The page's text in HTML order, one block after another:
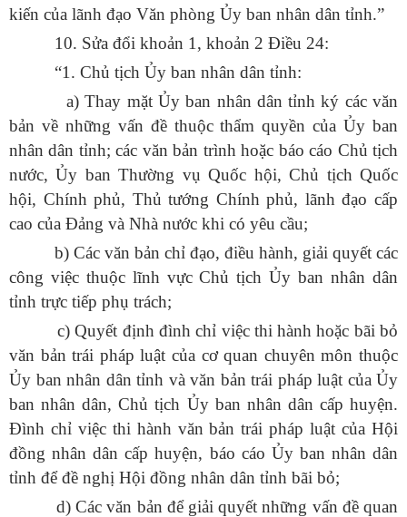
kiến của lãnh đạo Văn phòng Ủy ban nhân dân tỉnh.”
10. Sửa đổi khoản 1, khoản 2 Điều 24:
“1. Chủ tịch Ủy ban nhân dân tỉnh:
a) Thay mặt Ủy ban nhân dân tỉnh ký các văn
bản về những vấn đề thuộc thẩm quyền của Ủy ban
nhân dân tỉnh; các văn bản trình hoặc báo cáo Chủ tịch
nước, Ủy ban Thường vụ Quốc hội, Chủ tịch Quốc
hội, Chính phủ, Thủ tướng Chính phủ, lãnh đạo cấp
cao của Đảng và Nhà nước khi có yêu cầu;
b) Các văn bản chỉ đạo, điều hành, giải quyết các
công việc thuộc lĩnh vực Chủ tịch Ủy ban nhân dân
tỉnh trực tiếp phụ trách;
c) Quyết định đình chỉ việc thi hành hoặc bãi bỏ
văn bản trái pháp luật của cơ quan chuyên môn thuộc
Ủy ban nhân dân tỉnh và văn bản trái pháp luật của Ủy
ban nhân dân, Chủ tịch Ủy ban nhân dân cấp huyện.
Đình chỉ việc thi hành văn bản trái pháp luật của Hội
đồng nhân dân cấp huyện, báo cáo Ủy ban nhân dân
tỉnh để đề nghị Hội đồng nhân dân tỉnh bãi bỏ;
d) Các văn bản để giải quyết những vấn đề quan